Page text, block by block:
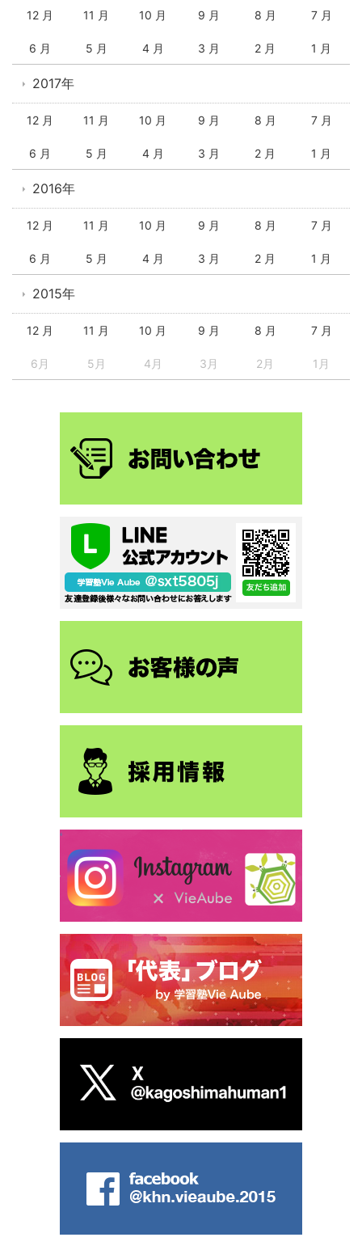
12 月 11 月 10 月 9 月 8 月 7 月
6 月 5 月 4 月 3 月 2 月 1 月
2017年
12 月 11 月 10 月 9 月 8 月 7 月
6 月 5 月 4 月 3 月 2 月 1 月
2016年
12 月 11 月 10 月 9 月 8 月 7 月
6 月 5 月 4 月 3 月 2 月 1 月
2015年
12 月 11 月 10 月 9 月 8 月 7 月
6月 5月 4月 3月 2月 1月